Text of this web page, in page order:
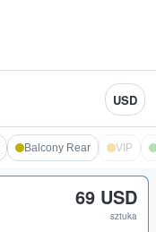
USD
Balcony Rear VIP
69 USD
sztuka